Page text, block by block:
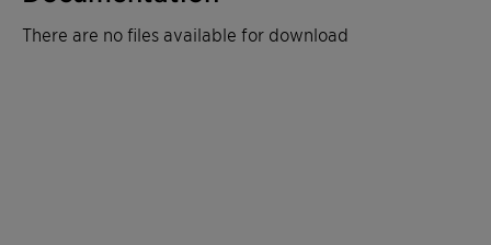
There are no files available for download